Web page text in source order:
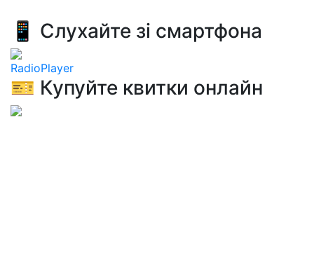
📱 Слухайте зі смартфона
RadioPlayer
🎫 Купуйте квитки онлайн